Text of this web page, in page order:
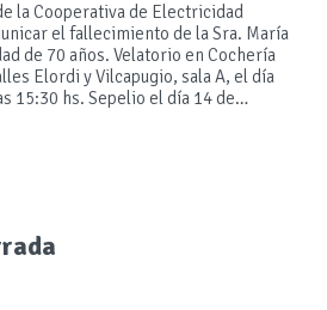
la Cooperativa de Electricidad
el fallecimiento de la Sra. María
de 70 años. Velatorio en Cochería
Elordi y Vilcapugio, sala A, el día
15:30 hs. Sepelio el día 14 de…